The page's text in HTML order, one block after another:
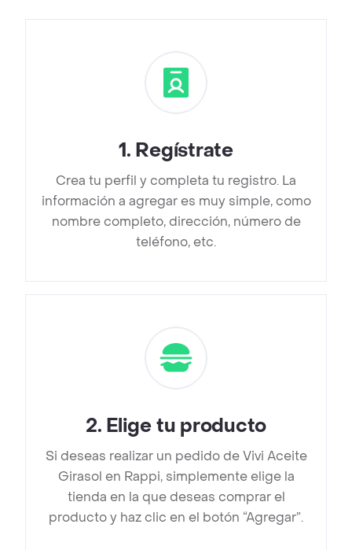
1. Regístrate
Crea tu perfil y completa tu registro. La
información a agregar es muy simple, como
nombre completo, dirección, número de
teléfono, etc.
2. Elige tu producto
Si deseas realizar un pedido de Vivi Aceite
Girasol en Rappi, simplemente elige la
tienda en la que deseas comprar el
producto y haz clic en el botón “Agregar”.